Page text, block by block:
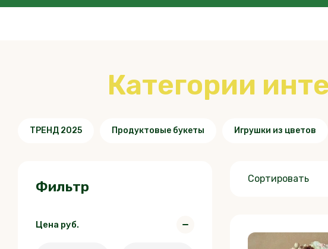
Категории
ТРЕНД 2025 Продуктовые букеты Игрушки из цветов
Фильтр
Цена руб.
Сортировать
Цена -